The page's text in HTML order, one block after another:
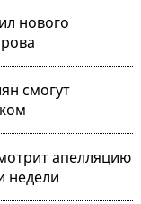
нового
смогут
апелляцию
недели